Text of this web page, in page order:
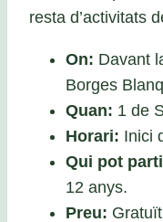
resta d’activitats
On: Davant
Borges
Quan: 1 de
Horari: Inici
Qui pot
12 anys.
Preu: Gratuït